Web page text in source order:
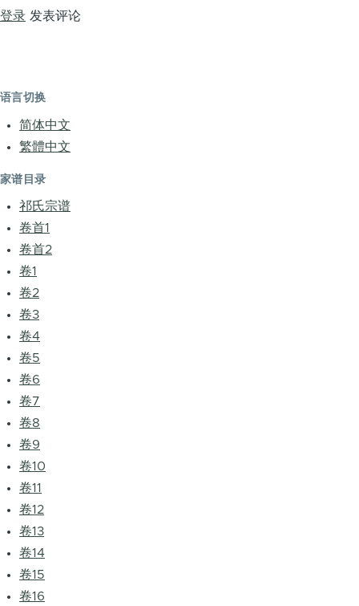
登录 发表评论
语言切换
简体中文
繁體中文
家谱目录
祁氏宗谱
卷首1
卷首2
卷1
卷2
卷3
卷4
卷5
卷6
卷7
卷8
卷9
卷10
卷11
卷12
卷13
卷14
卷15
卷16